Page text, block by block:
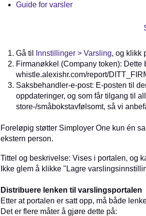
Guide for varsler
Gå til Innstillinger > Varsling, og klikk
Firmanøkkel (Company token):
whistle.alexishr.com/report/
Saksbehandler-e-post: E-posten til
oppdateringer, og som får tilgang til
store-/småbokstavfølsomt, så vi
Foreløpig støtter Simployer One kun én
ekstern person.
Tittel og beskrivelse: Vises i portalen, og
Ikke glem å klikke "Lagre
Distribuere lenken til varslingsportalen
Etter at portalen er satt opp, må både
Det er flere måter å gjøre dette på: